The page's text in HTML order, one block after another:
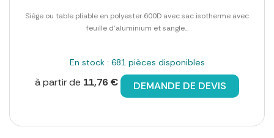
Siège ou table pliable en polyester 600D avec sac isotherme avec
feuille d'aluminium et sangle...
En stock : 681 pièces disponibles
à partir de 11,76 € DEMANDE DE DEVIS